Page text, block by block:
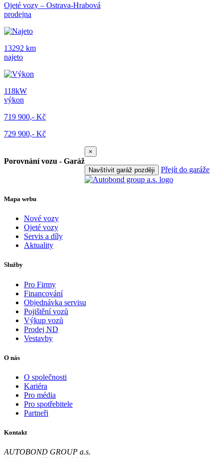
Ojeté vozy – Ostrava-Hrabová
prodejna
13292 km
najeto
118kW
výkon
719 900,- Kč
729 900,- Kč
Porovnání vozu - Garáž
×
Navštívit garáž později Přejít do garáže
Mapa webu
Nové vozy
Ojeté vozy
Servis a díly
Aktuality
Služby
Pro Firmy
Financování
Objednávka servisu
Pojištění vozů
Výkup vozů
Prodej ND
Vestavby
O nás
O společnosti
Kariéra
Pro média
Pro spotřebitele
Partneři
Kontakt
AUTOBOND GROUP a.s.